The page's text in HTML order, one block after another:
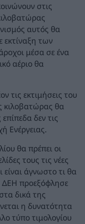
στις
αυτός θα
εκτίναξη των
μέσα σε ένα
αέριο θα
τις εκτιμήσεις του
κιλοβατώρας θα
δεν τις
Ενέργειας.
θα πρέπει οι
τους τις νέες
είναι άγνωστο τι θα
ΔΕΗ προεξόφλησε
δικά της
η δυνατότητα
τύπο τιμολογίου